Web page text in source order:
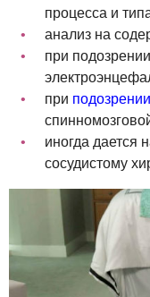
процесса и
анализ на
при
при
иногда дается
сосудистому